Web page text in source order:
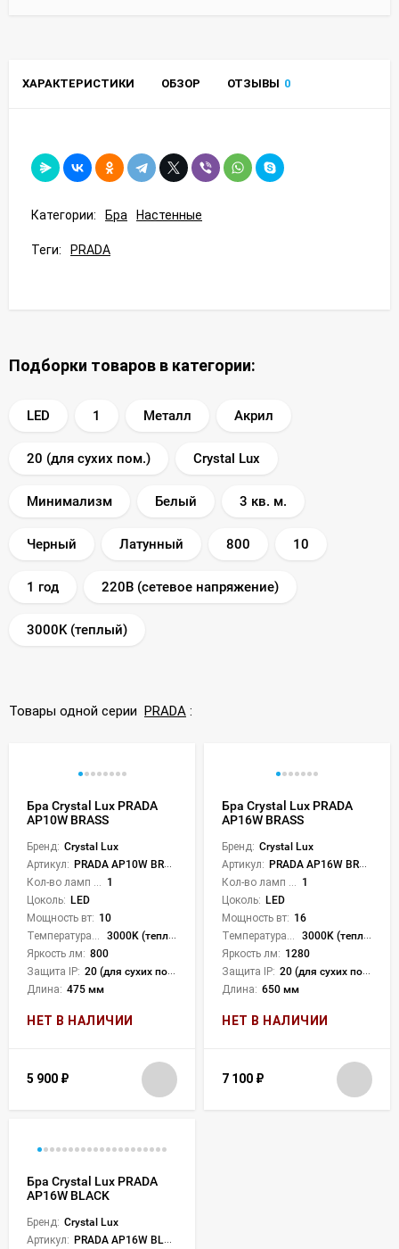
ХАРАКТЕРИСТИКИ ОБЗОР ОТЗЫВЫ 0
Категории: Бра Настенные
Теги: PRADA
Подборки товаров в категории:
LED 1 Металл Акрил
20 (для сухих пом.) Crystal Lux
Минимализм Белый 3 кв. м.
Черный Латунный 800 10
1 год 220В (сетевое напряжение)
3000K (теплый)
Товары одной серии PRADA :
Бра Crystal Lux PRADA
AP10W BRASS
Бренд: Crystal Lux
Артикул: PRADA AP10W BRASS
1
Цоколь: LED
Мощность вт: 10
3000K (теплый)
Яркость лм: 800
Защита IP: 20 (для сухих пом.)
Длина: 475 мм
НЕТ В НАЛИЧИИ
5 900 ₽
Бра Crystal Lux PRADA
AP16W BRASS
Бренд: Crystal Lux
Артикул: PRADA AP16W BRASS
1
Цоколь: LED
Мощность вт: 16
3000K (теплый)
Яркость лм: 1280
Защита IP: 20 (для сухих пом.)
Длина: 650 мм
НЕТ В НАЛИЧИИ
7 100 ₽
Бра Crystal Lux PRADA
AP16W BLACK
Бренд: Crystal Lux
Артикул: PRADA AP16W BLACK